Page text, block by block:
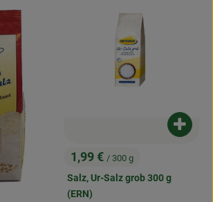
, Preis:
1,99 € / 300 g
Salz, Ur-Salz grob 300 g
(ERN)